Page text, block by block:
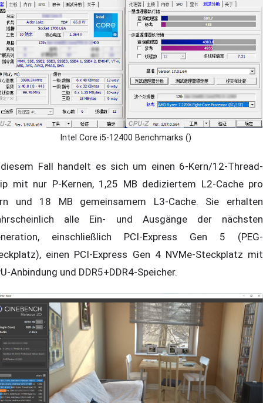
Intel Core i5-12400 Benchmarks ()
Fall handelt es sich um einen 6-Kern/12-Thread-
mit nur P-Kernen, 1,25 MB dediziertem L2-Cache pro
und 18 MB gemeinsamem L3-Cache. Sie erhalten
alle Ein- und Ausgänge der nächsten
einschließlich PCI-Express Gen 5 (PEG-
einen PCI-Express Gen 4 NVMe-Steckplatz mit
Anbindung und DDR5+DDR4-Speicher.